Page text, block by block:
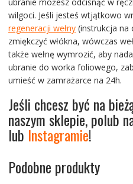
ubranie możesz odcisnąć w
wilgoci. Jeśli jesteś wtjątkowo
regeneracji wełny(instrukcja na
zmiękczyć włókna, wówczas
także wełnę wymrozić, aby
ubranie do worka foliowego,
umieść w zamrażarce na 24h.
Jeśli chcesz być na
naszym sklepie, polub
lub Instagramie!
Podobne produkty